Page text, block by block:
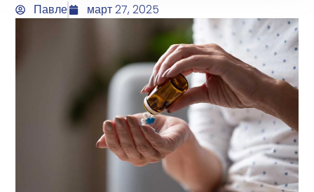
Павле март 27, 2025